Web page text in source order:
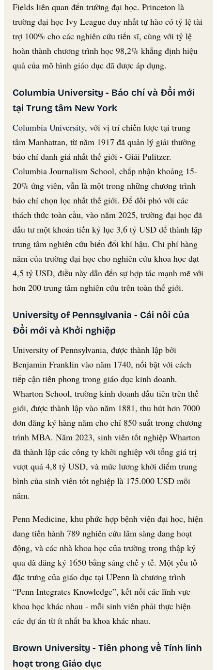
Fields liên quan đến trường đại học. Princeton là
trường đại học Ivy League duy nhất tự hào có tỷ lệ tài
trợ 100% cho các nghiên cứu tiến sĩ, cùng với tỷ lệ
hoàn thành chương trình học 98,2% khẳng định hiệu
quả của mô hình giáo dục đã được áp dụng.
Columbia University - Báo chí và Đổi mới
tại Trung tâm New York
Columbia University, với vị trí chiến lược tại trung
tâm Manhattan, từ năm 1917 đã quản lý giải thưởng
báo chí danh giá nhất thế giới - Giải Pulitzer.
Columbia Journalism School, chấp nhận khoảng 15-
20% ứng viên, vẫn là một trong những chương trình
báo chí chọn lọc nhất thế giới. Để đối phó với các
thách thức toàn cầu, vào năm 2025, trường đại học đã
đầu tư một khoản tiền kỷ lục 3,6 tỷ USD để thành lập
trung tâm nghiên cứu biến đổi khí hậu. Chi phí hàng
năm của trường đại học cho nghiên cứu khoa học đạt
4,5 tỷ USD, điều này dẫn đến sự hợp tác mạnh mẽ với
hơn 200 trung tâm nghiên cứu trên toàn thế giới.
University of Pennsylvania - Cái nôi của
Đổi mới và Khởi nghiệp
University of Pennsylvania, được thành lập bởi
Benjamin Franklin vào năm 1740, nổi bật với cách
tiếp cận tiên phong trong giáo dục kinh doanh.
Wharton School, trường kinh doanh đầu tiên trên thế
giới, được thành lập vào năm 1881, thu hút hơn 7000
đơn đăng ký hàng năm cho chỉ 850 suất trong chương
trình MBA. Năm 2023, sinh viên tốt nghiệp Wharton
đã thành lập các công ty khởi nghiệp với tổng giá trị
vượt quá 4,8 tỷ USD, và mức lương khởi điểm trung
bình của sinh viên tốt nghiệp là 175.000 USD mỗi
năm.
Penn Medicine, khu phức hợp bệnh viện đại học, hiện
đang tiến hành 789 nghiên cứu lâm sàng đang hoạt
động, và các nhà khoa học của trường trong thập kỷ
qua đã đăng ký 1650 bằng sáng chế y tế. Một yếu tố
đặc trưng của giáo dục tại UPenn là chương trình
“Penn Integrates Knowledge”, kết nối các lĩnh vực
khoa học khác nhau - mỗi sinh viên phải thực hiện
các dự án từ ít nhất ba khoa khác nhau.
Brown University - Tiên phong về Tính linh
hoạt trong Giáo dục